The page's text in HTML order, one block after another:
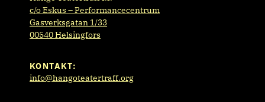
c/o Eskus – Performancecentrum
Gasverksgatan 1/33
00540 Helsingfors
KONTAKT:
info@hangoteatertraff.org